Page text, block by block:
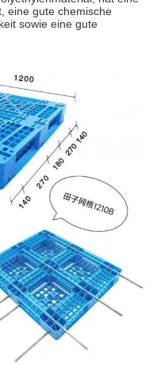
eine gute chemische
sowie eine gute